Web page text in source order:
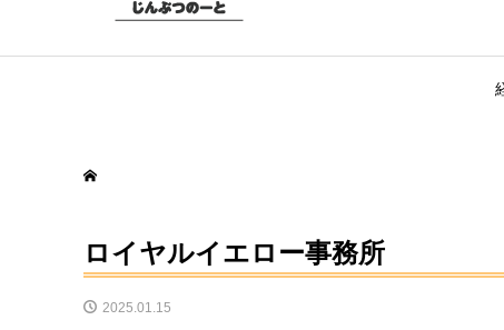
ロイヤルイエロー事務所
2025.01.15